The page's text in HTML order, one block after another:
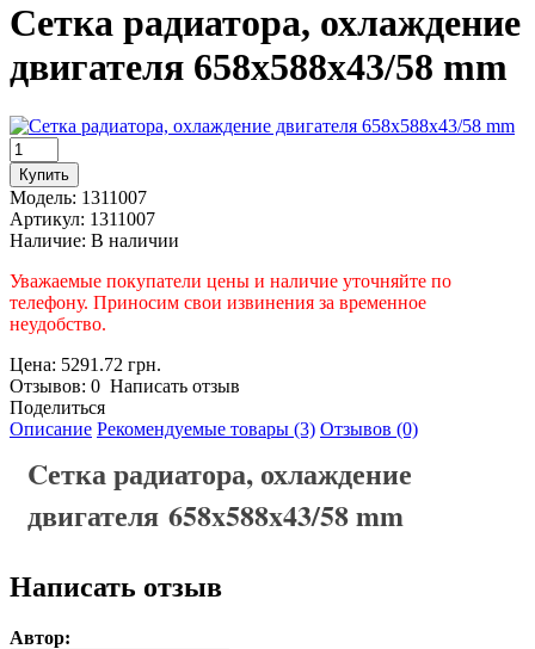
Cетка радиатора, охлаждение
двигателя 658x588x43/58 mm
Модель: 1311007
Артикул: 1311007
Наличие: В наличии
Уважаемые покупатели цены и наличие уточняйте по
телефону. Приносим свои извинения за временное
неудобство.
Цена: 5291.72 грн.
Отзывов: 0 Написать отзыв
Поделиться
Описание Рекомендуемые товары (3) Отзывов (0)
Cетка радиатора, охлаждение
двигателя 658x588x43/58 mm
Написать отзыв
Автор: